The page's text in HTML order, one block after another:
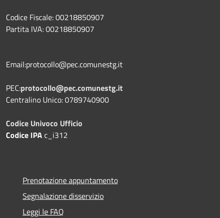
Codice Fiscale: 00218850907
Partita IVA: 00218850907
Email:protocollo@pec.comunestg.it
PEC:protocollo@pec.comunestg.it
Centralino Unico: 0789740900
Codice Univoco Ufficio
Codice IPAc_i312
Prenotazione appuntamento
Segnalazione disservizio
Leggi le FAQ